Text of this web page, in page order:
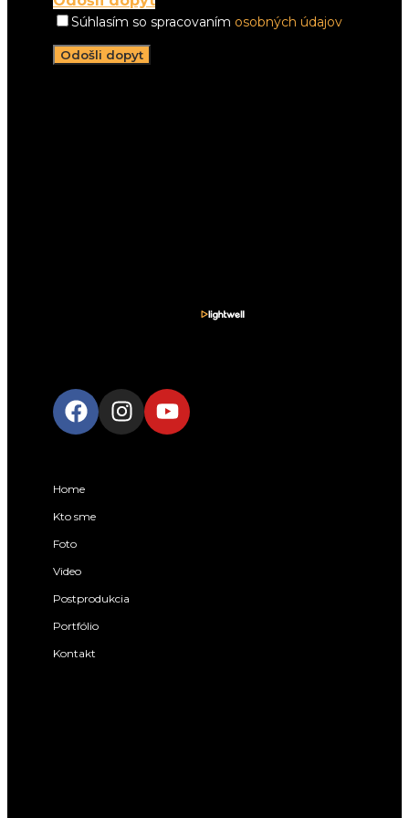
Súhlasím so spracovaním osobných údajov
Home
Kto sme
Foto
Video
Postprodukcia
Portfólio
Kontakt